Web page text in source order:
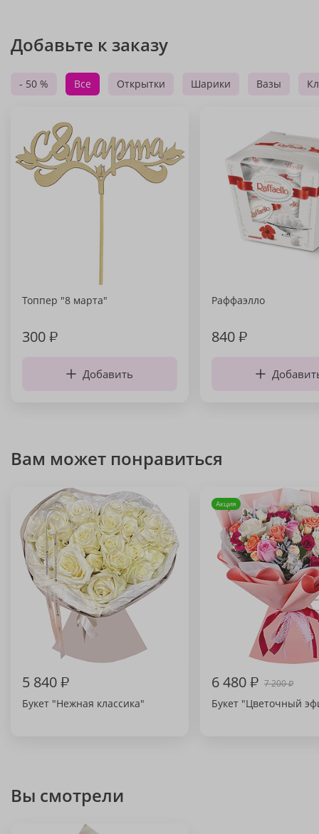
Добавьте к заказу
- 50 % Все Открытки Шарики Вазы
Топпер "8 марта"
300₽
Добавить
Раффаэлло
840₽
Вам может понравиться
5 840₽
Букет "Нежная классика"
Акция
6 480₽ 7 200₽
Букет "Цветочный
Вы смотрели